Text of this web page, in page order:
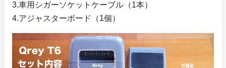
3.車用シガーソケットケーブル（1本）
4.アジャスターボード（1個）